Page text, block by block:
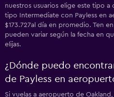
nuestros usuarios elige este tipo a
tipo Intermediate con Payless en
$173.727al día en promedio. Ten
pueden variar según la fecha en
elijas.
¿Dónde puedo
de Payless en
Si vuelas a aeropuerto de